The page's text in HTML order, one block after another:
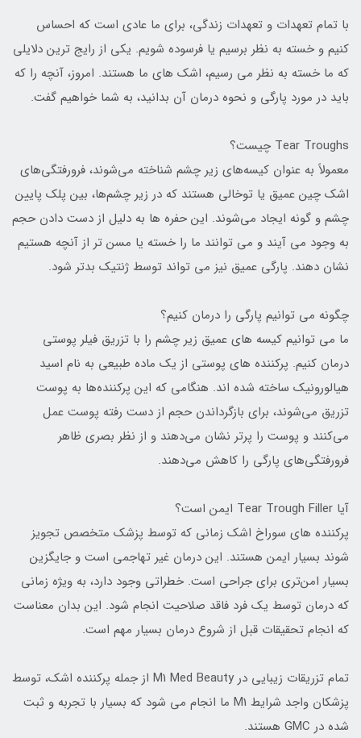
با تمام تعهدات و تعهدات زندگی، برای ما عادی است که احساس
کنیم و خسته به نظر برسیم یا فرسوده شویم. یکی از رایج ترین دلایلی
که ما خسته به نظر می رسیم، اشک های ما هستند. امروز، آنچه را که
باید در مورد پارگی و نحوه درمان آن بدانید، به شما خواهیم گفت.
Tear Troughs چیست؟
معمولاً به عنوان کیسه‌های زیر چشم شناخته می‌شوند، فرورفتگی‌های
اشک چین عمیق یا توخالی هستند که در زیر چشم‌ها، بین پلک پایین
چشم و گونه ایجاد می‌شوند. این حفره ها به دلیل از دست دادن حجم
به وجود می آیند و می توانند ما را خسته یا مسن تر از آنچه هستیم
نشان دهند. پارگی عمیق نیز می تواند توسط ژنتیک بدتر شود.
چگونه می توانیم پارگی را درمان کنیم؟
ما می توانیم کیسه های عمیق زیر چشم را با تزریق فیلر پوستی
درمان کنیم. پرکننده های پوستی از یک ماده طبیعی به نام اسید
هیالورونیک ساخته شده اند. هنگامی که این پرکننده‌ها به پوست
تزریق می‌شوند، برای بازگرداندن حجم از دست رفته پوست عمل
می‌کنند و پوست را پرتر نشان می‌دهند و از نظر بصری ظاهر
فرورفتگی‌های پارگی را کاهش می‌دهند.
آیا Tear Trough Filler ایمن است؟
پرکننده های سوراخ اشک زمانی که توسط پزشک متخصص تجویز
شوند بسیار ایمن هستند. این درمان غیر تهاجمی است و جایگزین
بسیار امن‌تری برای جراحی است. خطراتی وجود دارد، به ویژه زمانی
که درمان توسط یک فرد فاقد صلاحیت انجام شود. این بدان معناست
که انجام تحقیقات قبل از شروع درمان بسیار مهم است.
تمام تزریقات زیبایی در M1 Med Beauty از جمله پرکننده اشک، توسط
پزشکان واجد شرایط M1 ما انجام می شود که بسیار با تجربه و ثبت
شده در GMC هستند.